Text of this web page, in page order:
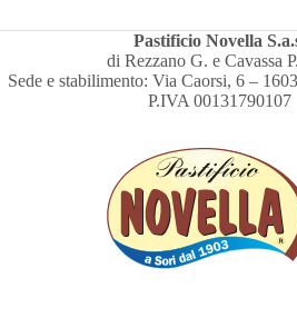
Pastificio Novella
di Rezzano G. e Cavassa
Sede e stabilimento: Via Caorsi, 6 –
P.IVA 00131790107